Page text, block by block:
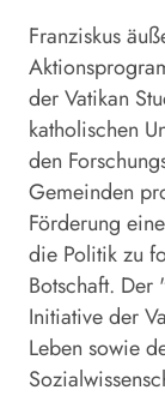
Franziskus
der Vatikan
katholischen
den
Gemeinden
Förderung
die Politik zu
Botschaft.
Initiative der
Leben sowie